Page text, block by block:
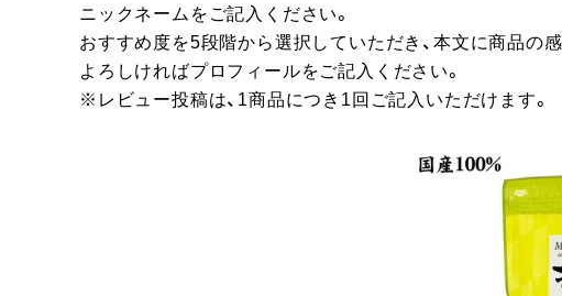
ニックネームをご記入ください。
おすすめ度を5段階から選択していただき、本文に商品の
よろしければプロフィールをご記入ください。
※レビュー投稿は、1商品につき1回ご記入いただけます。